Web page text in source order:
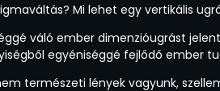
Mi lehet egy vertikális
váló ember dimenzióugrást
egyéniséggé fejlődő ember
természeti lények vagyunk,